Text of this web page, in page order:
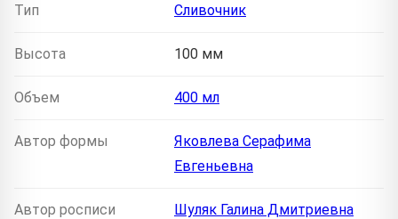
Тип Сливочник
Высота 100 мм
Объем 400 мл
Автор формы
Яковлева Серафима
Евгеньевна
Автор росписи Шуляк Галина Дмитриевна